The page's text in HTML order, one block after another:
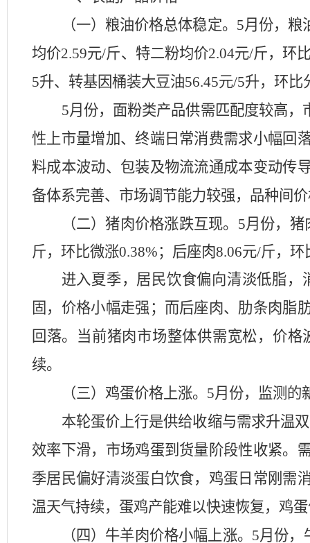
（一）粮油价格总体稳定。 5月份，粮
均价2.59元/斤、特二粉均价2.04元/斤，环
5升、转基因桶装大豆油56.45元/5升，环比
5月份， 面粉类产品供需匹配度较高
性上市量增加、终端日常消费需求小幅 回
料成本波动、包装及物流流通成本变动传
备体系完善、市场调节能力较强，品种间
（二）猪肉价格涨跌互现。 5月份， 猪
斤，环比微涨0.38%； 后座肉8.06元/斤，环
进入夏季，居民饮食偏向清淡低脂
固，价格小幅走强；而后座肉、肋条肉脂
回落。当前猪肉市场整体供需宽松，价
续。
（三）鸡蛋价格上涨。 5月份， 监测的
本轮蛋价上行是供给收缩与需求升温
效率下滑，市场鸡蛋到货量阶段性收紧。
季居民偏好清淡蛋白饮食，鸡蛋日常刚需
温天气持续，蛋鸡产能难以快速恢复，鸡
（四）牛羊肉价格小幅上涨。 5月份，